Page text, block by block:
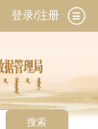
登录/注册
搜索